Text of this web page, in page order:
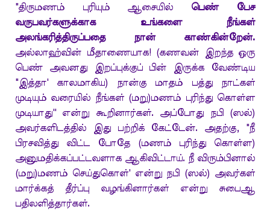
"திருமணம் புரியும் ஆசையில் பெண் பேச
வருபவர்களுக்காக உங்களை நீங்கள்
அலங்கரித்திருப்பதை நான் காண்கின்றேன்.
அல்லாஹ்வின் மீதாணையாக! (கணவன் இறந்த ஒரு
பெண் அவனது இறப்புக்குப் பின் இருக்க வேண்டிய
"இத்தா' காலமாகிய) நான்கு மாதம் பத்து நாட்கள்
முடியும் வரையில் நீங்கள் (மறு)மணம் புரிந்து கொள்ள
முடியாது'' என்று கூறினார்கள். அப்போது நபி (ஸல்)
அவர்களிடத்தில் இது பற்றிக் கேட்டேன். அதற்கு, "நீ
பிரசவித்து விட்ட போதே (மணம் புரிந்து கொள்ள)
அனுமதிக்கப்பட்டவளாக ஆகிவிட்டாய். நீ விரும்பினால்
(மறு)மணம் செய்துகொள்' என்று நபி (ஸல்) அவர்கள்
மார்க்கத் தீர்ப்பு வழங்கினார்கள் என்று சுபைஆ
பதிலளித்தார்கள்.